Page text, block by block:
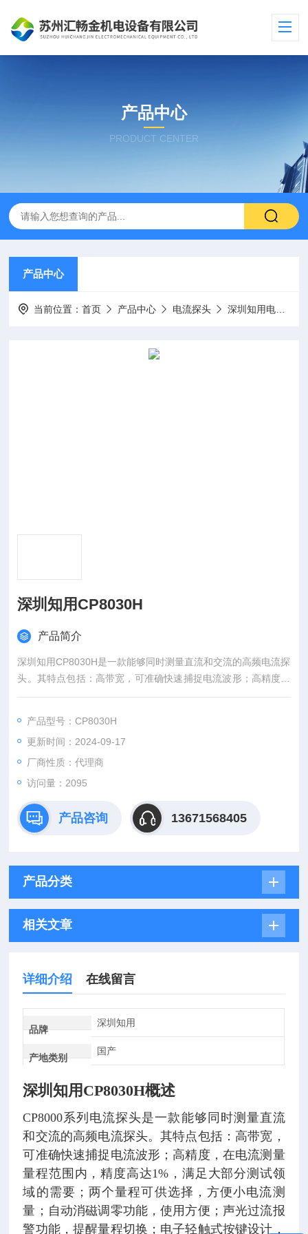
产品中心
PRODUCT CENTER
产品中心
当前位置：首页 产品中心 电流探头 深圳知用电流探头
深圳知用CP8030H
产品简介
深圳知用CP8030H是一款能够同时测量直流和交流的高频电流探
头。其特点包括：高带宽，可准确快速捕捉电流波形；高精度，
在电流测量量程范围内，精度高达1%，满足大部分测试领域的
能，使用方便；声光过流报警功能，提醒量程切换；电子轻触式
按键设计，使用寿命更长；标准的BNC输出接口，可匹配任何厂
家示波器。
产品型号：CP8030H
更新时间：2024-09-17
厂商性质：代理商
访问量：2095
产品咨询 13671568405
产品分类
相关文章
详细介绍 在线留言
品牌
深圳知用
产地类别
国产
深圳知用CP8030H概述
CP8000系列电流探头是一款能够同时测量直流
和交流的高频电流探头。其特点包括：高带宽，
可准确快速捕捉电流波形；高精度，在电流测量
量程范围内，精度高达1%，满足大部分测试领
域的需要；两个量程可供选择，方便小电流测
量；自动消磁调零功能，使用方便；声光过流报
警功能，提醒量程切换；电子轻触式按键设计，